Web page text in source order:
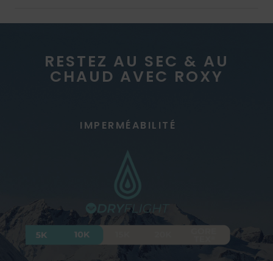
RESTEZ AU SEC & AU
CHAUD AVEC ROXY
IMPERMÉABILITÉ